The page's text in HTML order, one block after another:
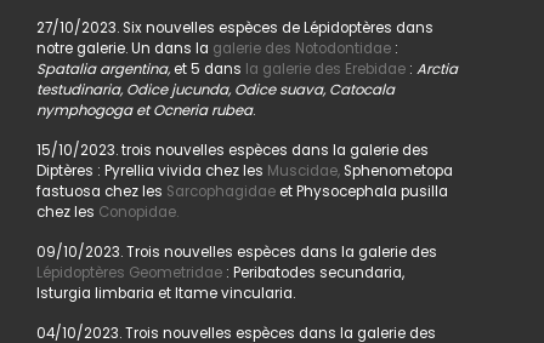
27/10/2023. Six nouvelles espèces de Lépidoptères dans
notre galerie. Un dans la galerie des Notodontidae:
Spatalia argentina, et 5 dans la galerie des Erebidae: Arctia
testudinaria, Odice jucunda, Odice suava, Catocala
nymphogoga et Ocneria rubea.
15/10/2023. trois nouvelles espèces dans la galerie des
Diptères : Pyrellia vivida chez les Muscidae,Sphenometopa
fastuosa chez les Sarcophagidaeet Physocephala pusilla
chez les Conopidae.
09/10/2023. Trois nouvelles espèces dans la galerie des
Lépidoptères Geometridae: Peribatodes secundaria,
Isturgia limbaria et Itame vincularia.
04/10/2023. Trois nouvelles espèces dans la galerie des